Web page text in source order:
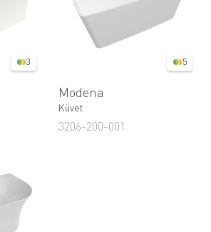
3 5
Modena
Küvet
3206-200-001